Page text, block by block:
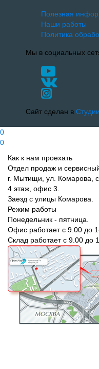
Полезная
Наши работы
Политика
Мы в социальных
Сайт сделан в
0
0
Как к нам проехать
Отдел продаж и
г. Мытищи, ул. Комарова,
4 этаж, офис 3.
Заезд с улицы Комарова.
Режим работы
Понедельник - пятница.
Офис работает с 9.00 до
Склад работает с 9.00 до